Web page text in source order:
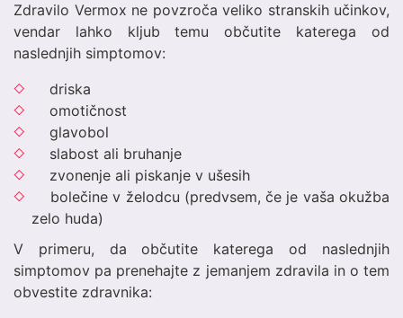
Zdravilo Vermox ne povzroča veliko stranskih učinkov,
vendar lahko kljub temu občutite katerega od
naslednjih simptomov:
driska
omotičnost
glavobol
slabost ali bruhanje
zvonenje ali piskanje v ušesih
bolečine v želodcu (predvsem, če je vaša okužba
zelo huda)
V primeru, da občutite katerega od naslednjih
simptomov pa prenehajte z jemanjem zdravila in o tem
obvestite zdravnika: